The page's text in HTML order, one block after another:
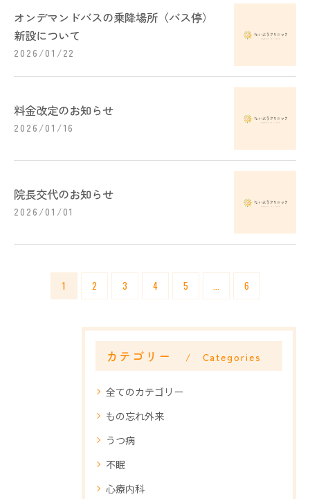
オンデマンドバスの乗降場所（バス停）
新設について
2026/01/22
料金改定のお知らせ
2026/01/16
院長交代のお知らせ
2026/01/01
1 2 3 4 5 ... 6
カテゴリー Categories
全てのカテゴリー
もの忘れ外来
うつ病
不眠
心療内科